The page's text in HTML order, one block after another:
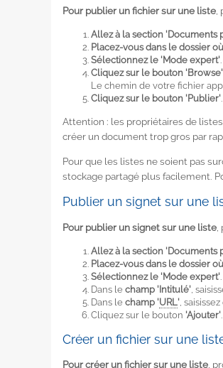
Pour publier un fichier sur une liste
Allez à la section 'Documents
Placez-vous dans le dossier
Sélectionnez le 'Mode expert'
Cliquez sur le bouton 'Browse'
Le chemin de votre fichier
Cliquez sur le bouton 'Publier'
Attention : les propriétaires de
créer un document trop gros par
Pour que les listes ne soient pas
stockage partagé plus facilement.
Publier un signet sur une
Pour publier un signet sur une liste
Allez à la section 'Documents
Placez-vous dans le dossier
Sélectionnez le 'Mode expert'
Dans le champ 'Intitulé' ,
Dans le champ 'URL' ,
Cliquez sur le bouton 'Ajouter'
Créer un fichier sur une
Pour créer un fichier sur une liste ,